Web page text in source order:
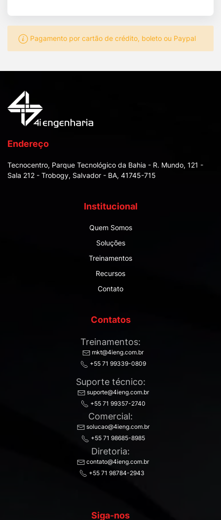
Pagamento por cartão de crédito, boleto ou Paypal
Endereço
Tecnocentro, Parque Tecnológico da Bahia - R. Mundo, 121 -
Sala 212 - Trobogy, Salvador - BA, 41745-715
Institucional
Quem Somos
Soluções
Treinamentos
Recursos
Contato
Contatos
Treinamentos:
mkt@4ieng.com.br
+55 71 99339-0809
Suporte técnico:
suporte@4ieng.com.br
+55 71 99357-2740
Comercial:
solucao@4ieng.com.br
+55 71 98685-8985
Diretoria:
contato@4ieng.com.br
+55 71 98784-2943
Siga-nos